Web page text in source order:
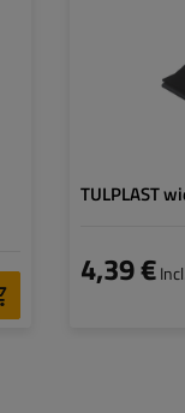
TULPLAST
4,39 €